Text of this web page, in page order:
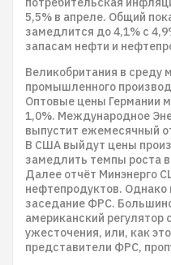
5,5% в апреле. Общий
замедлится до 4,1% с
запасам нефти и
Великобритания в
промышленного
Оптовые цены Германии
1,0%. Международное
выпустит ежемесячный
В США выйдут цены
замедлить темпы роста
Далее отчёт Минэнерго
нефтепродуктов.
заседание ФРС.
американский регулятор
ужесточения, или, как
представители ФРС,